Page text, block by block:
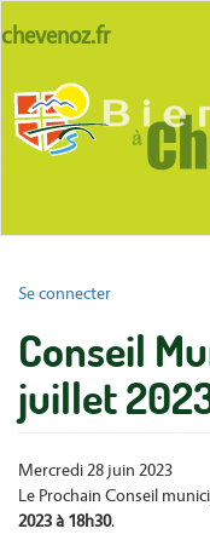
au
principal
lien
chevenoz
chevenoz.fr
User
account
menu
Se connecter
Conseil
juillet
Mercredi 28 juin 2023
Le Prochain Conseil
2023 à 18h30.